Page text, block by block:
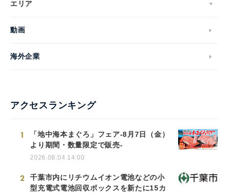
エリア
動画
海外企業
アクセスランキング
1
「地中海本まぐろ」フェア-8月7日（金）
より期間・数量限定で販売-
2026.08.04 14:00
2
千葉市内にリチウムイオン電池などの小
型充電式電池回収ボックスを新たに15カ